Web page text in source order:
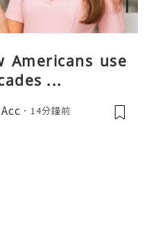
Americans use
...
14分鐘前